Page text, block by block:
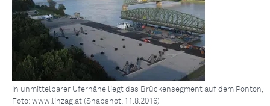
In unmittelbarer Ufernähe liegt das Brückensegment auf dem Ponton,
Foto: www.linzag.at (Snapshot, 11.8.2016)